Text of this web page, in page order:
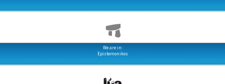
We are in:
Epistemonikos